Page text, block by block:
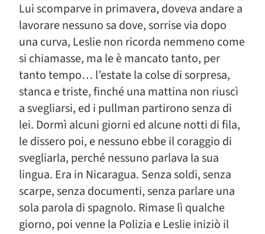
Lui scomparve in primavera, doveva andare a
lavorare nessuno sa dove, sorrise via dopo
una curva, Leslie non ricorda nemmeno come
si chiamasse, ma le è mancato tanto, per
tanto tempo… l’estate la colse di sorpresa,
stanca e triste, finché una mattina non riuscì
a svegliarsi, ed i pullman partirono senza di
lei. Dormì alcuni giorni ed alcune notti di fila,
le dissero poi, e nessuno ebbe il coraggio di
svegliarla, perché nessuno parlava la sua
lingua. Era in Nicaragua. Senza soldi, senza
scarpe, senza documenti, senza parlare una
sola parola di spagnolo. Rimase lì qualche
giorno, poi venne la Polizia e Leslie iniziò il